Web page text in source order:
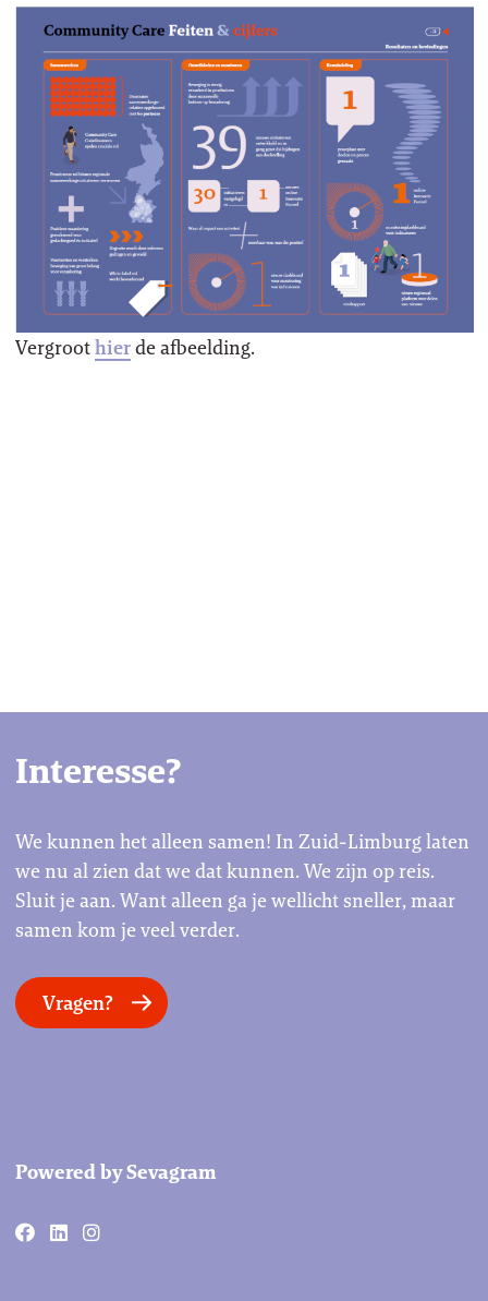
Vergroothierde afbeelding.
Interesse?
We kunnen het alleen samen! In Zuid-Limburg laten
we nu al zien dat we dat kunnen. We zijn op reis.
Sluit je aan. Want alleen ga je wellicht sneller, maar
samen kom je veel verder.
Vragen?
Powered by Sevagram